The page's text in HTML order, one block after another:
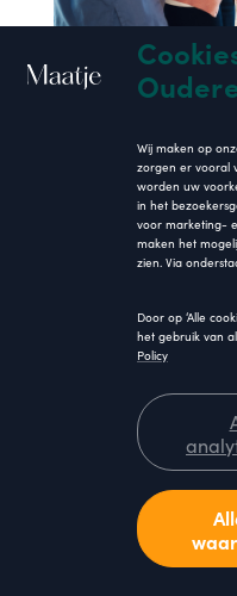
Elk jaar is
teken staat
aandacht en
compliment
letten bij
complimentje?
Wij maken op
zorgen er vooral
worden uw
in het
voor marketing-
maken het
zien. Via
Door op ‘Alle
het gebruik van
Policy